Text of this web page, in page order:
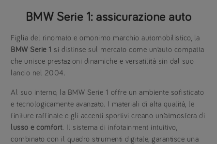
BMW Serie 1: assicurazione auto
Figlia del rinomato e omonimo marchio automobilistico, la
BMW Serie 1 si distinse sul mercato come un’auto compatta
che unisce prestazioni dinamiche e versatilità sin dal suo
lancio nel 2004.
Al suo interno, la BMW Serie 1 offre un ambiente sofisticato
e tecnologicamente avanzato. I materiali di alta qualità, le
finiture raffinate e gli accenti sportivi creano un’atmosfera di
lusso e comfort. Il sistema di infotainment intuitivo,
combinato con il quadro strumenti digitale, garantisce una